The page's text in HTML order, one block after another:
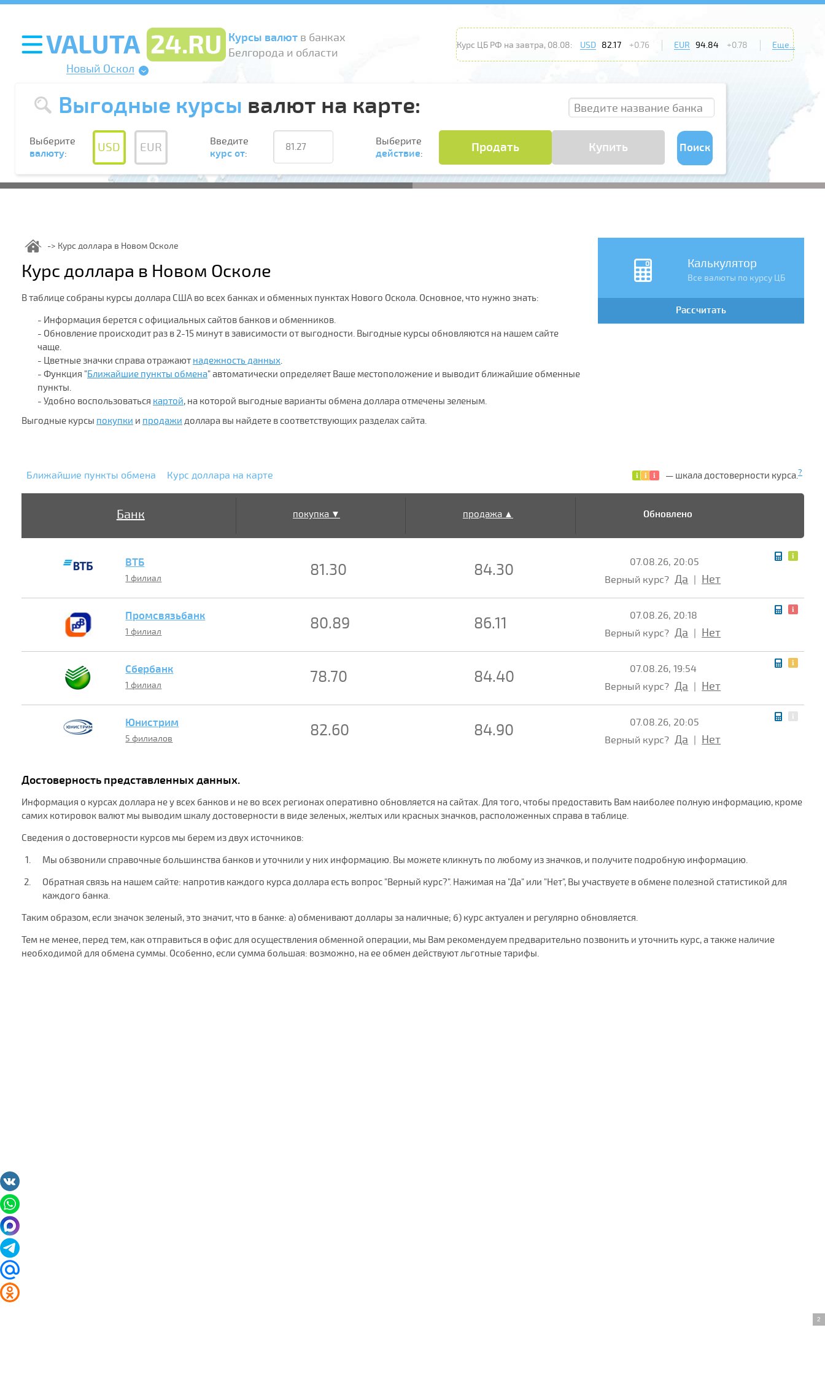
Курсы валютв банках
Белгорода и области
Новый Оскол
Курс ЦБ РФ на завтра, 08.08: USD 82.17 +0.76 EUR 94.84 +0.78 Еще...
Выгодные курсы валют на карте:
Выберите
валюту: USD EUR
Введите
курс от:
Выберите
действие: Продать Купить Поиск
Калькулятор
Все валюты по курсу ЦБ
Рассчитать
Курс доллара в Новом Осколе
Курс доллара в Новом Осколе
В таблице собраны курсы доллара США во всех банках и обменных пунктах Нового Оскола. Основное, что нужно знать:
- Информация берется с официальных сайтов банков и обменников.
- Обновление происходит раз в 2-15 минут в зависимости от выгодности. Выгодные курсы обновляются на нашем сайте
чаще.
- Цветные значки справа отражают надежность данных.
- Функция "Ближайшие пункты обмена" автоматически определяет Ваше местоположение и выводит ближайшие обменные
пункты.
- Удобно воспользоваться картой, на которой выгодные варианты обмена доллара отмечены зеленым.
Выгодные курсы покупки и продажи доллара вы найдете в соответствующих разделах сайта.
Ближайшие пункты обмена Курс доллара на карте — шкала достоверности курса.?
Банк покупка ▼ продажа ▲ Обновлено
ВТБ
1 филиал 81.30 84.30
07.08.26, 20:05
Верный курс? Да Нет
Промсвязьбанк
1 филиал 80.89 86.11
07.08.26, 20:18
Верный курс? Да Нет
Сбербанк
1 филиал 78.70 84.40
07.08.26, 19:54
Верный курс? Да Нет
Юнистрим
5 филиалов 82.60 84.90
07.08.26, 20:05
Верный курс? Да Нет
Достоверность представленных данных.
Информация о курсах доллара не у всех банков и не во всех регионах оперативно обновляется на сайтах. Для того, чтобы предоставить Вам наиболее полную информацию, кроме
самих котировок валют мы выводим шкалу достоверности в виде зеленых, желтых или красных значков, расположенных справа в таблице.
Сведения о достоверности курсов мы берем из двух источников:
Мы обзвонили справочные большинства банков и уточнили у них информацию. Вы можете кликнуть по любому из значков, и получите подробную информацию.
Обратная связь на нашем сайте: напротив каждого курса доллара есть вопрос "Верный курс?". Нажимая на "Да" или "Нет", Вы участвуете в обмене полезной статистикой для
каждого банка.
Таким образом, если значок зеленый, это значит, что в банке: а) обменивают доллары за наличные; б) курс актуален и регулярно обновляется.
Тем не менее, перед тем, как отправиться в офис для осуществления обменной операции, мы Вам рекомендуем предварительно позвонить и уточнить курс, а также наличие
необходимой для обмена суммы. Особенно, если сумма большая: возможно, на ее обмен действуют льготные тарифы.
2